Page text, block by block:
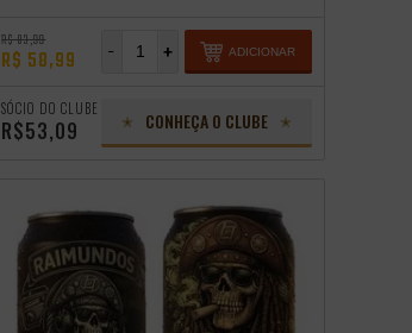
R$ 83,99
R$ 58,99 +
- ADICIONAR
SÓCIO DO CLUBE
R$53,09 CONHEÇA O CLUBE